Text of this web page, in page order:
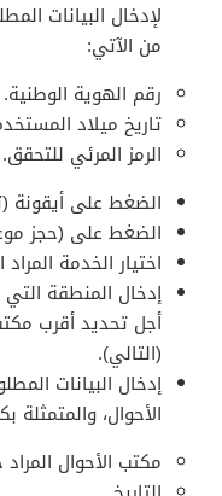
لإدخال البيانات
من الآتي:
رقم الهوية الوطنية.
تاريخ ميلاد
الرمز المرئي للتحقق.
الضغط على أيقونة
الضغط على (حجز
اختيار الخدمة
إدخال المنطقة
أجل تحديد أقرب
(التالي).
إدخال البيانات
الأحوال، والمتمثلة
مكتب الأحوال